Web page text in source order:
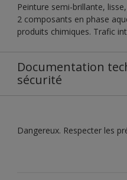
Peinture semi-brillante,
2 composants en phase
produits chimiques. Trafic
Documentation
sécurité
Dangereux. Respecter les